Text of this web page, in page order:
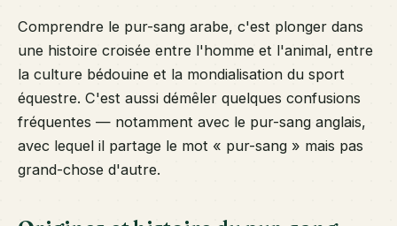
Comprendre le pur-sang arabe, c'est plonger dans
une histoire croisée entre l'homme et l'animal, entre
la culture bédouine et la mondialisation du sport
équestre. C'est aussi démêler quelques confusions
fréquentes — notamment avec le pur-sang anglais,
avec lequel il partage le mot « pur-sang » mais pas
grand-chose d'autre.